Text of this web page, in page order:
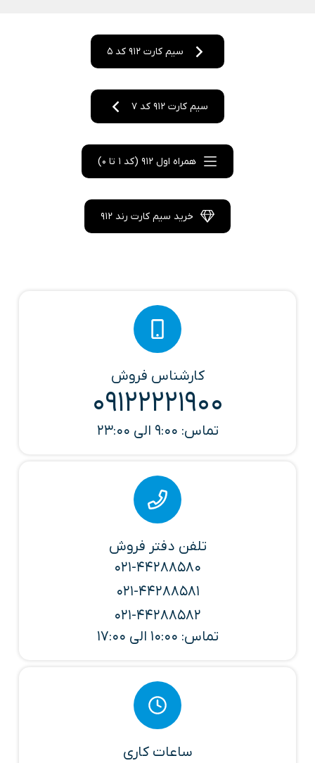
سیم کارت 912 کد 5
سیم کارت 912 کد 7
همراه اول 912 (کد 1 تا 0)
خرید سیم کارت رند 912
کارشناس فروش
09122221900
تماس: 9:00 الی 23:00
تلفن دفتر فروش
021-44288580
021-44288581
021-44288582
تماس: 10:00 الی 17:00
ساعات کاری